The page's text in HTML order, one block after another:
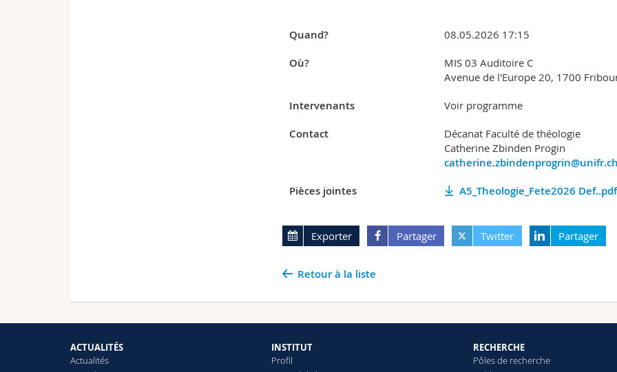
Quand? 08.05.2026 17:15
Où?
MIS 03 Auditoire C
Avenue de l'Europe 20, 1700
Intervenants Voir programme
Contact
Décanat Faculté de théologie
Catherine Zbinden Progin
catherine.zbindenprogrin@unifr.ch
Pièces jointes
A5_Theologie_Fete2026 Def..pdf
Exporter Partager Twitter Partager
Retour à la liste
ACTUALITÉS
Actualités
INSTITUT
Profil
RECHERCHE
Pôles de recherche